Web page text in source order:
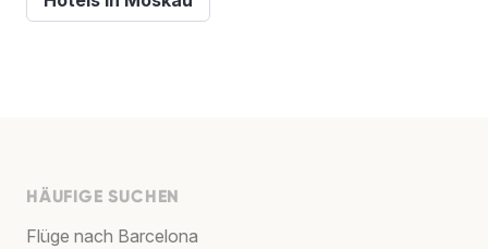
HÄUFIGE SUCHEN
Flüge nach Barcelona